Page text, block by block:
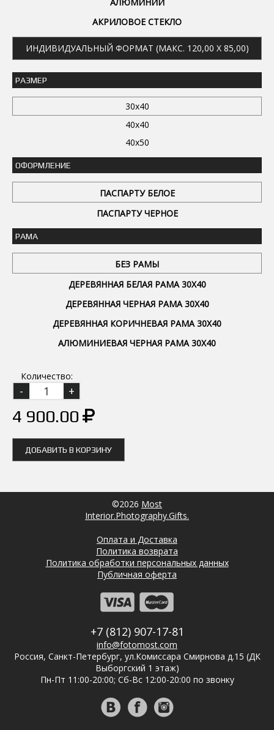
АКРИЛОВОЕ СТЕКЛО
ИНДИВИДУАЛЬНЫЙ ФОРМАТ (МАКС. 120,00 X 85,00)
РАЗМЕР
30x40
40x40
40x50
ОФОРМЛЕНИЕ
ПАСПАРТУ БЕЛОЕ
ПАСПАРТУ ЧЕРНОЕ
РАМА
БЕЗ РАМЫ
ДЕРЕВЯННАЯ БЕЛАЯ РАМА 30Х40
ДЕРЕВЯННАЯ ЧЕРНАЯ РАМА 30Х40
ДЕРЕВЯННАЯ КОРИЧНЕВАЯ РАМА 30Х40
АЛЮМИНИЕВАЯ ЧЕРНАЯ РАМА 30Х40
Количество:
4 900.00
ДОБАВИТЬ В КОРЗИНУ
©2026 Most
Interior.Photography.Gifts.
Оплата и Доставка
Политика возврата
Политика обработки персональных данных
Публичная оферта
+7 (812) 907-17-81
info@fotomost.com
Россия, Санкт-Петербург, ул.Комиссара Смирнова д.15 (ДК
Выборгский 1 этаж)
Пн-Пт 11:00-20:00; Сб-Вс 12:00-20:00 по звонку